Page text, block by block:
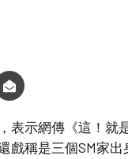
表示網傳《這！就
戲稱是三個SM家出